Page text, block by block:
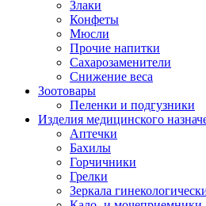
Злаки
Конфеты
Мюсли
Прочие напитки
Сахарозаменители
Снижение веса
Зоотовары
Пеленки и подгузники
Изделия медицинского
Аптечки
Бахилы
Горчичники
Грелки
Зеркала